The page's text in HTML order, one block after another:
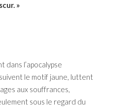
»
dans l’apocalypse
le motif jaune, luttent
aux souffrances,
sous le regard du